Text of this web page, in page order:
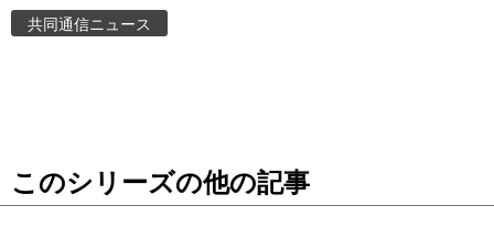
Images
共同通信ニュース
このシリーズの他の記事